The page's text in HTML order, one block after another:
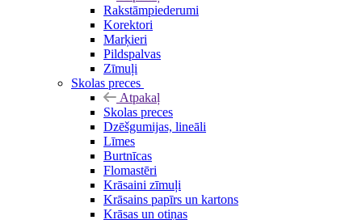
Rakstāmpiederumi
Korektori
Marķieri
Pildspalvas
Zīmuļi
Skolas preces
Atpakaļ
Skolas preces
Dzēšgumijas, lineāli
Līmes
Burtnīcas
Flomastēri
Krāsaini zīmuļi
Krāsains papīrs un kartons
Krāsas un otiņas